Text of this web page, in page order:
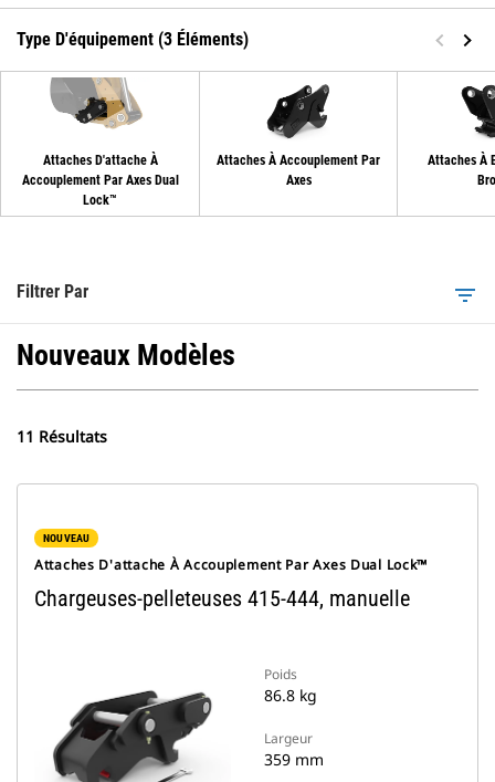
Type D'équipement (3 Éléments)
Attaches D'attache À
Accouplement Par Axes Dual
Lock™
Attaches À Accouplement Par
Axes
Attaches À
Filtrer Par filter_list
Nouveaux Modèles
11 Résultats
NOUVEAU
Attaches D'attache À Accouplement Par Axes Dual Lock™
Chargeuses-pelleteuses 415-444, manuelle
Poids
86.8 kg
Largeur
359 mm